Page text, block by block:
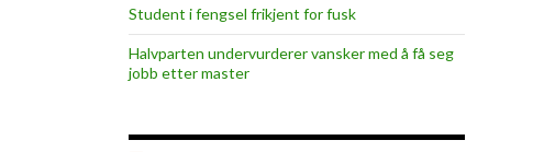
Student i fengsel frikjent for fusk
Halvparten undervurderer vansker med å få seg
jobb etter master